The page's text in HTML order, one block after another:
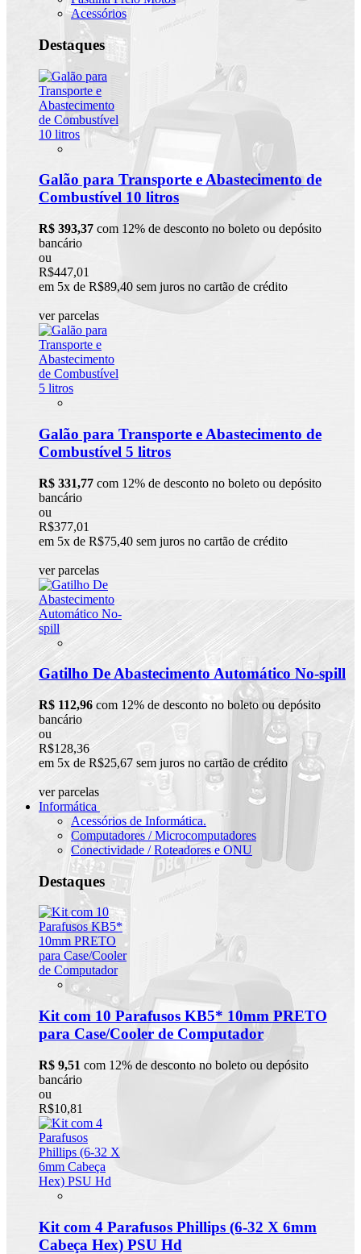
Acessórios
Destaques
Galão para Transporte e Abastecimento de
Combustível 10 litros
R$ 393,37 com 12% de desconto no boleto ou depósito
bancário
ou
R$447,01
em 5x de R$89,40 sem juros no cartão de crédito
ver parcelas
Galão para Transporte e Abastecimento de
Combustível 5 litros
R$ 331,77 com 12% de desconto no boleto ou depósito
bancário
ou
R$377,01
em 5x de R$75,40 sem juros no cartão de crédito
ver parcelas
Gatilho De Abastecimento Automático No-spill
R$ 112,96 com 12% de desconto no boleto ou depósito
bancário
ou
R$128,36
em 5x de R$25,67 sem juros no cartão de crédito
ver parcelas
Informática
Acessórios de Informática.
Computadores / Microcomputadores
Conectividade / Roteadores e ONU
Destaques
Kit com 10 Parafusos KB5* 10mm PRETO
para Case/Cooler de Computador
R$ 9,51 com 12% de desconto no boleto ou depósito
bancário
ou
R$10,81
Kit com 4 Parafusos Phillips (6-32 X 6mm
Cabeça Hex) PSU Hd